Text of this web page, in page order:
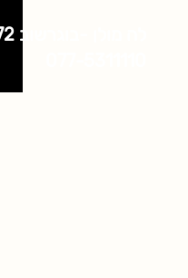
לה מולן -בוגרשוב 72 ת"א